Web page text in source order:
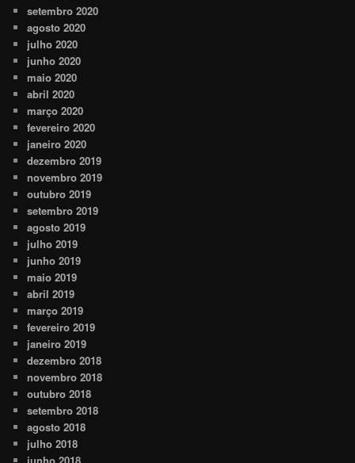
setembro 2020
agosto 2020
julho 2020
junho 2020
maio 2020
abril 2020
março 2020
fevereiro 2020
janeiro 2020
dezembro 2019
novembro 2019
outubro 2019
setembro 2019
agosto 2019
julho 2019
junho 2019
maio 2019
abril 2019
março 2019
fevereiro 2019
janeiro 2019
dezembro 2018
novembro 2018
outubro 2018
setembro 2018
agosto 2018
julho 2018